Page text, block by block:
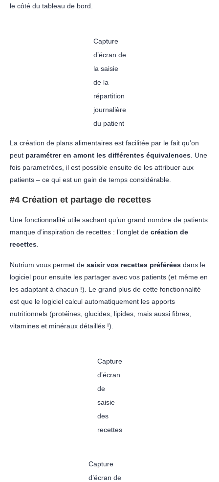
le côté du tableau de bord.
Capture
d’écran de
la saisie
de la
répartition
journalière
du patient
La création de plans alimentaires est facilitée par le fait qu’on
peut paramétrer en amont les différentes équivalences . Une
fois parametrées, il est possible ensuite de les attribuer aux
patients – ce qui est un gain de temps considérable.
#4 Création et partage de recettes
Une fonctionnalité utile sachant qu’un grand nombre de patients
manque d’inspiration de recettes : l’onglet de création de
recettes
Nutrium vous permet de saisir vos recettes préférées dans le
logiciel pour ensuite les partager avec vos patients (et même en
les adaptant à chacun !). Le grand plus de cette fonctionnalité
est que le logiciel calcul automatiquement les apports
nutritionnels (protéines, glucides, lipides, mais aussi fibres,
vitamines et minéraux détaillés !).
Capture
d’écran
de
saisie
des
recettes
Capture
d’écran de